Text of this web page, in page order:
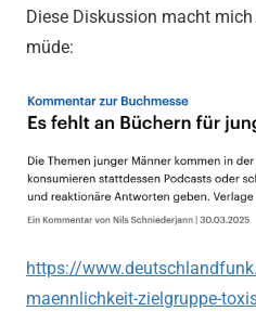
Diese Diskussion macht
müde:
https://
maennlichkeit-zielgruppe-